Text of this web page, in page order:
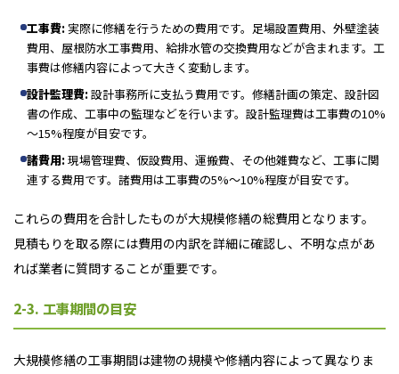
工事費:実際に修繕を行うための費用です。足場設置費用、外壁塗装
費用、屋根防水工事費用、給排水管の交換費用などが含まれます。工
事費は修繕内容によって大きく変動します。
設計監理費:設計事務所に支払う費用です。修繕計画の策定、設計図
書の作成、工事中の監理などを行います。設計監理費は工事費の10%
～15%程度が目安です。
諸費用:現場管理費、仮設費用、運搬費、その他雑費など、工事に関
連する費用です。諸費用は工事費の5%～10%程度が目安です。
これらの費用を合計したものが大規模修繕の総費用となります。
見積もりを取る際には費用の内訳を詳細に確認し、不明な点があ
れば業者に質問することが重要です。
2-3. 工事期間の目安
大規模修繕の工事期間は建物の規模や修繕内容によって異なりま